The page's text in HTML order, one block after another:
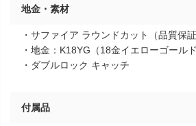
地金・素材
・サファイア ラウンドカット（品質保証
・地金：K18YG（18金イエローゴールド
・ダブルロック キャッチ
付属品